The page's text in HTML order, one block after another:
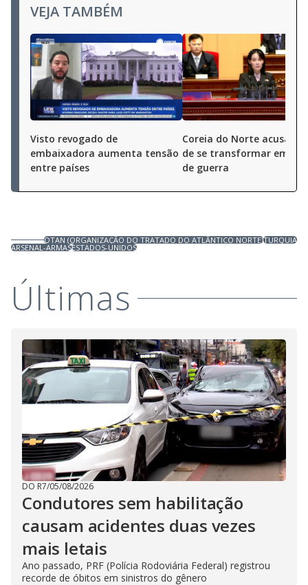
VEJA TAMBÉM
Visto revogado de
embaixadora aumenta tensão
entre países
Coreia do Norte acusa
de se transformar em
de guerra
OTAN (ORGANIZAÇÃO DO TRATADO DO ATLÂNTICO NORTE)TURQUIA
ARSENAL-ARMASESTADOS-UNIDOS
Últimas
DO R7/05/08/2026
Condutores sem habilitação
causam acidentes duas vezes
mais letais
Ano passado, PRF (Polícia Rodoviária Federal) registrou
recorde de óbitos em sinistros do gênero